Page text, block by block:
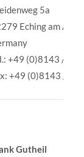
5a
Eching am
+49 (0)8143 / 99
+49 (0)8143 / 99
Gutheil